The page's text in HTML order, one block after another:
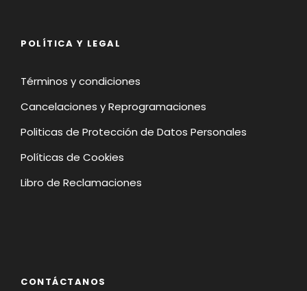
POLÍTICA Y LEGAL
Términos y condiciones
Cancelaciones y Reprogramaciones
Politicas de Protección de Datos Personales
Políticas de Cookies
Libro de Reclamaciones
CONTÁCTANOS